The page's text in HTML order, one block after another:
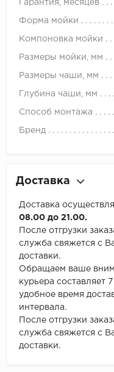
Гарантия, месяцев
Форма мойки
Компоновка мойки
Размеры мойки, мм
Размеры чаши, мм
Глубина чаши, мм
Способ монтажа
Бренд
Доставка
Доставка
08.00 до 21.00.
После отгрузки
служба свяжется с
доставки.
Обращаем ваше
курьера составляет
удобное время
интервала.
После отгрузки
служба свяжется с
доставки.